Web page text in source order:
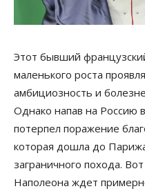
Этот бывший
маленького роста
амбициозность и
Однако напав на Россию
потерпел поражение
которая дошла до
заграничного похода.
Наполеона ждет